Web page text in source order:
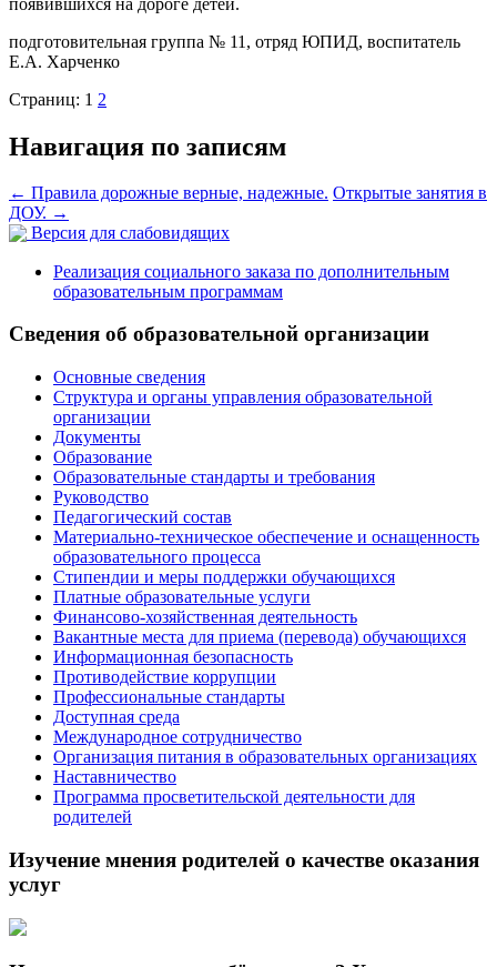
подготовительная группа № 11, отряд ЮПИД, воспитатель
Е.А. Харченко
Страниц: 1 2
Навигация по записям
← Правила дорожные верные, надежные. Открытые занятия в
ДОУ. →
Версия для слабовидящих
Реализация социального заказа по дополнительным
образовательным программам
Сведения об образовательной организации
Основные сведения
Структура и органы управления образовательной
организации
Документы
Образование
Образовательные стандарты и требования
Руководство
Педагогический состав
Материально-техническое обеспечение и оснащенность
образовательного процесса
Стипендии и меры поддержки обучающихся
Платные образовательные услуги
Финансово-хозяйственная деятельность
Вакантные места для приема (перевода) обучающихся
Информационная безопасность
Противодействие коррупции
Профессиональные стандарты
Доступная среда
Международное сотрудничество
Организация питания в образовательных организациях
Наставничество
Программа просветительской деятельности для
родителей
Изучение мнения родителей о качестве оказания
услуг